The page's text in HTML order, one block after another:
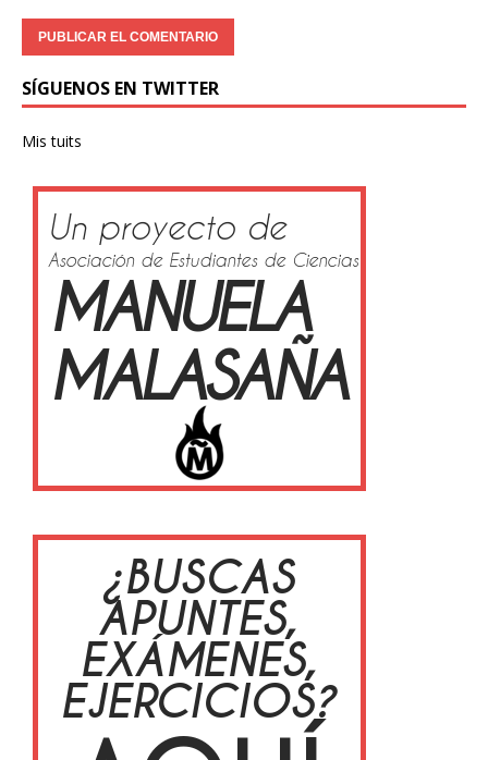
SÍGUENOS EN TWITTER
Mis tuits